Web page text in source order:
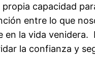
capacidad
entre lo que
la vida
la confianza y